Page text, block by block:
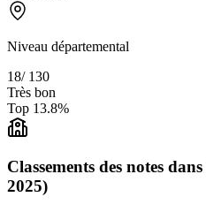
Niveau départemental
18/ 130
Très bon
Top 13.8%
Classements des notes
2025)